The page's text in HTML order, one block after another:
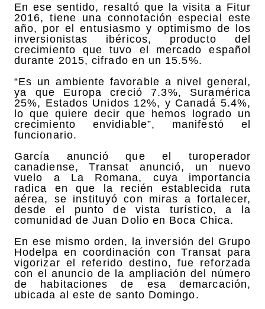
En ese sentido, resaltó que la visita a Fitur
2016, tiene una connotación especial este
año, por el entusiasmo y optimismo de los
inversionistas ibéricos, producto del
crecimiento que tuvo el mercado español
durante 2015, cifrado en un 15.5%.
“Es un ambiente favorable a nivel general,
ya que Europa creció 7.3%, Suramérica
25%, Estados Unidos 12%, y Canadá 5.4%,
lo que quiere decir que hemos logrado un
crecimiento envidiable”, manifestó el
funcionario.
García anunció que el turoperador
canadiense, Transat anunció, un nuevo
vuelo a La Romana, cuya importancia
radica en que la recién establecida ruta
aérea, se instituyó con miras a fortalecer,
desde el punto de vista turístico, a la
comunidad de Juan Dolio en Boca Chica.
En ese mismo orden, la inversión del Grupo
Hodelpa en coordinación con Transat para
vigorizar el referido destino, fue reforzada
con el anuncio de la ampliación del número
de habitaciones de esa demarcación,
ubicada al este de santo Domingo.